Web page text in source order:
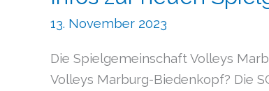
13. November 2023
Die Spielgemeinschaft Volleys
Volleys Marburg-Biedenkopf? Die